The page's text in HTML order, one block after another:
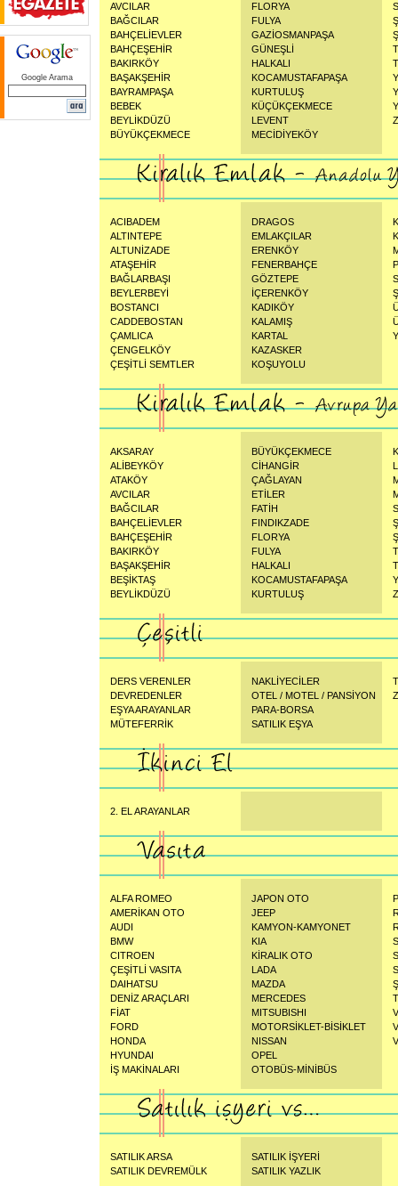
Google Arama
AVCILAR
BAĞCILAR
BAHÇELİEVLER
BAHÇEŞEHİR
BAKIRKÖY
BAŞAKŞEHİR
BAYRAMPAŞA
BEBEK
BEYLİKDÜZÜ
BÜYÜKÇEKMECE
FLORYA
FULYA
GAZİOSMANPAŞA
GÜNEŞLİ
HALKALI
KOCAMUSTAFAPAŞA
KURTULUŞ
KÜÇÜKÇEKMECE
LEVENT
MECİDİYEKÖY
ACIBADEM
ALTINTEPE
ALTUNİZADE
ATAŞEHİR
BAĞLARBAŞI
BEYLERBEYİ
BOSTANCI
CADDEBOSTAN
ÇAMLICA
ÇENGELKÖY
ÇEŞİTLİ SEMTLER
DRAGOS
EMLAKÇILAR
ERENKÖY
FENERBAHÇE
GÖZTEPE
İÇERENKÖY
KADIKÖY
KALAMIŞ
KARTAL
KAZASKER
KOŞUYOLU
AKSARAY
ALİBEYKÖY
ATAKÖY
AVCILAR
BAĞCILAR
BAHÇELİEVLER
BAHÇEŞEHİR
BAKIRKÖY
BAŞAKŞEHİR
BEŞİKTAŞ
BEYLİKDÜZÜ
BÜYÜKÇEKMECE
CİHANGİR
ÇAĞLAYAN
ETİLER
FATİH
FINDIKZADE
FLORYA
FULYA
HALKALI
KOCAMUSTAFAPAŞA
KURTULUŞ
DERS VERENLER
DEVREDENLER
EŞYA ARAYANLAR
MÜTEFERRİK
NAKLİYECİLER
OTEL / MOTEL / PANSİYON
PARA-BORSA
SATILIK EŞYA
2. EL ARAYANLAR
ALFA ROMEO
AMERİKAN OTO
AUDI
BMW
CITROEN
ÇEŞİTLİ VASITA
DAIHATSU
DENİZ ARAÇLARI
FİAT
FORD
HONDA
HYUNDAI
İŞ MAKİNALARI
JAPON OTO
JEEP
KAMYON-KAMYONET
KIA
KİRALIK OTO
LADA
MAZDA
MERCEDES
MITSUBISHI
MOTORSİKLET-BİSİKLET
NISSAN
OPEL
OTOBÜS-MİNİBÜS
SATILIK ARSA
SATILIK DEVREMÜLK
SATILIK İŞYERİ
SATILIK YAZLIK